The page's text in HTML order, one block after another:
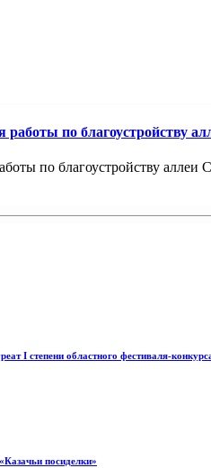
работы по благоустройству
по благоустройству
I степени областного фестиваля-
посиделки»